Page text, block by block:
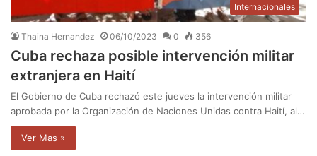
Internacionales
Thaina Hernandez 06/10/2023 0 356
Cuba rechaza posible intervención militar
extranjera en Haití
El Gobierno de Cuba rechazó este jueves la intervención militar
aprobada por la Organización de Naciones Unidas contra Haití, al…
Ver Mas »